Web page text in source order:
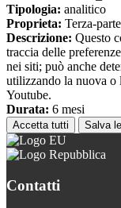
Tipologia: analitico
Proprieta: Terza-parte
Descrizione: Questo
traccia delle
nei siti; può anche
utilizzando la nuova o
Youtube.
Durata: 6 mesi
Accetta tutti Salva
Contatti